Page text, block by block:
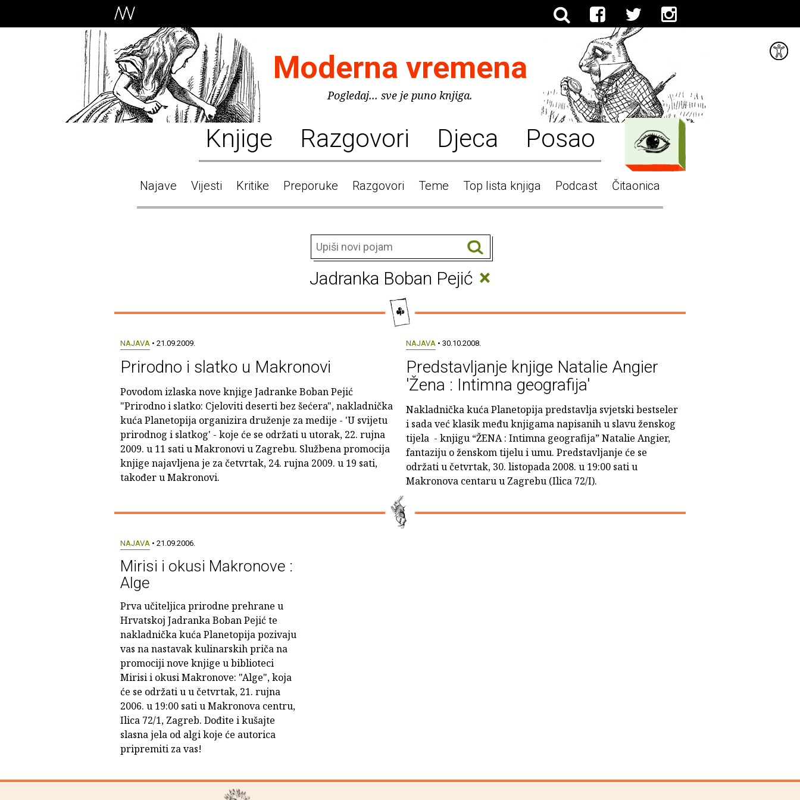
Moderna vremena
Pogledaj... sve je puno knjiga.
Knjige Razgovori Djeca Posao
Najave Vijesti Kritike Preporuke Razgovori Teme Top lista knjiga Podcast Čitaonica
Jadranka Boban Pejić ×
NAJAVA• 21.09.2009.
Prirodno i slatko u Makronovi
Povodom izlaska nove knjige Jadranke Boban Pejić
"Prirodno i slatko: Cjeloviti deserti bez šećera", nakladnička
kuća Planetopija organizira druženje za medije - 'U svijetu
prirodnog i slatkog' - koje će se održati u utorak, 22. rujna
2009. u 11 sati u Makronovi u Zagrebu. Službena promocija
knjige najavljena je za četvrtak, 24. rujna 2009. u 19 sati,
također u Makronovi.
NAJAVA• 30.10.2008.
Predstavljanje knjige Natalie Angier
'Žena : Intimna geografija'
Nakladnička kuća Planetopija predstavlja svjetski bestseler
i sada već klasik među knjigama napisanih u slavu ženskog
tijela - knjigu “ŽENA : Intimna geografija” Natalie Angier,
fantaziju o ženskom tijelu i umu. Predstavljanje će se
održati u četvrtak, 30. listopada 2008. u 19:00 sati u
Makronova centaru u Zagrebu (Ilica 72/I).
NAJAVA• 21.09.2006.
Mirisi i okusi Makronove :
Alge
Prva učiteljica prirodne prehrane u
Hrvatskoj Jadranka Boban Pejić te
nakladnička kuća Planetopija pozivaju
vas na nastavak kulinarskih priča na
promociji nove knjige u biblioteci
Mirisi i okusi Makronove: "Alge", koja
će se održati u u četvrtak, 21. rujna
2006. u 19:00 sati u Makronova centru,
Ilica 72/1, Zagreb. Dođite i kušajte
slasna jela od algi koje će autorica
pripremiti za vas!